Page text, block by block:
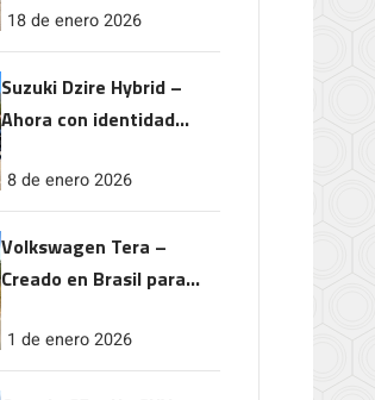
18 de enero 2026
Suzuki Dzire Hybrid –
Ahora con identidad
rendimiento
8 de enero 2026
Volkswagen Tera –
Creado en Brasil para
1 de enero 2026